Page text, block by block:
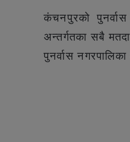
कंचनपुरको
अन्तर्गतका सबै
पुनर्वास